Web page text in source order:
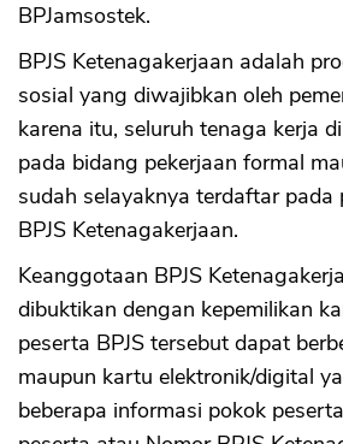
BPJamsostek.
BPJS Ketenagakerjaan adalah
sosial yang diwajibkan oleh
karena itu, seluruh tenaga kerja
pada bidang pekerjaan formal
sudah selayaknya terdaftar
BPJS Ketenagakerjaan.
Keanggotaan BPJS
dibuktikan dengan kepemilikan
peserta BPJS tersebut dapat
maupun kartu elektronik/digital
beberapa informasi pokok